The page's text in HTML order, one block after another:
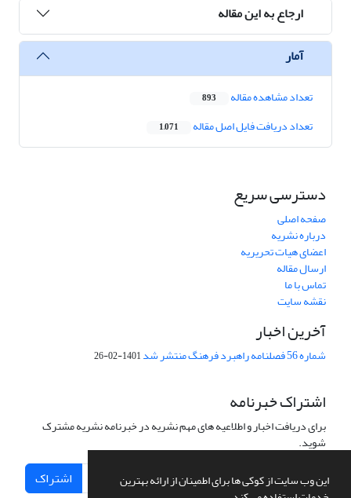
این وب سایت از کوکی ها برای اطمینان از ارائه بهترین
ارجاع به این مقاله
آمار
تعداد مشاهده مقاله 893
تعداد دریافت فایل اصل مقاله 1,071
دسترسی سریع
صفحه اصلی
درباره نشریه
اعضای هیات تحریریه
ارسال مقاله
تماس با ما
نقشه سایت
آخرین اخبار
شماره 56 فصلنامه راهبرد فرهنگ منتشر شد 1401-02-26
اشتراک خبرنامه
برای دریافت اخبار و اطلاعیه های مهم نشریه در خبرنامه نشریه مشترک
شوید.
اشتراک